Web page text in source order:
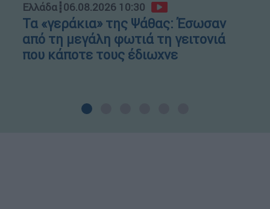
Ελλάδα┋06.08.2026 10:30
Τα «γεράκια» της Ψάθας: Έσωσαν
από τη μεγάλη φωτιά τη γειτονιά
που κάποτε τους έδιωχνε